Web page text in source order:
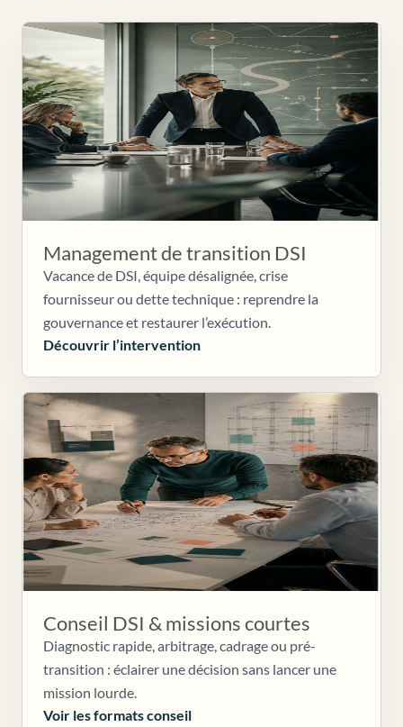
Management de transition DSI
Vacance de DSI, équipe désalignée, crise
fournisseur ou dette technique : reprendre la
gouvernance et restaurer l’exécution.
Découvrir l’intervention
Conseil DSI & missions courtes
Diagnostic rapide, arbitrage, cadrage ou pré-
transition : éclairer une décision sans lancer une
mission lourde.
Voir les formats conseil